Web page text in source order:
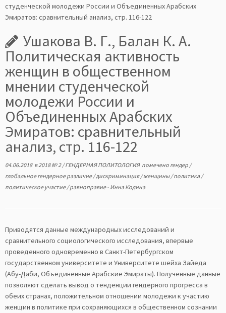
студенческой молодежи России и Объединенных Арабских
Эмиратов: сравнительный анализ, стр. 116-122
Ушакова В. Г., Балан К. А.
Политическая активность
женщин в общественном
мнении студенческой
молодежи России и
Объединенных Арабских
Эмиратов: сравнительный
анализ, стр. 116-122
04.06.2018в2018 № 2/ГЕНДЕРНАЯ ПОЛИТОЛОГИЯ помечено гендер /
глобальное гендерное различие/дискриминация/женщины/политика/
политическое участие/равноправие- Инна Кодина
Приводятся данные международных исследований и
сравнительного социологического исследования, впервые
проведенного одновременно в Санкт-Петербургском
государственном университете и Университете шейха Зайеда
(Абу-Даби, Объединенные Арабские Эмираты). Полученные данные
позволяют сделать вывод о тенденции гендерного прогресса в
обеих странах, положительном отношении молодежи к участию
женщин в политике при сохраняющихся в общественном сознании